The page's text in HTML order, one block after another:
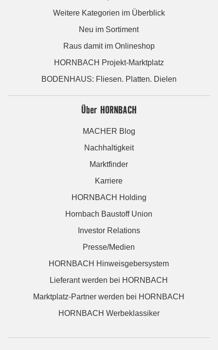
Weitere Kategorien im Überblick
Neu im Sortiment
Raus damit im Onlineshop
HORNBACH Projekt-Marktplatz
BODENHAUS: Fliesen. Platten. Dielen
Über HORNBACH
MACHER Blog
Nachhaltigkeit
Marktfinder
Karriere
HORNBACH Holding
Hornbach Baustoff Union
Investor Relations
Presse/Medien
HORNBACH Hinweisgebersystem
Lieferant werden bei HORNBACH
Marktplatz-Partner werden bei HORNBACH
HORNBACH Werbeklassiker